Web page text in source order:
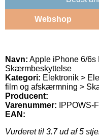
Webshop
Navn: Apple iPhone 6/6s
Skærmbeskyttelse
Kategori: Elektronik >
film og afskærmning >
Producent:
Varenummer:
IPPOWS-
EAN:
Vurderet til 3.7ud af 5